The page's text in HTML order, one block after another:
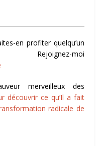
en profiter quelqu’un
Rejoignez-moi
merveilleux des
découvrir ce qu’Il a fait
radicale de